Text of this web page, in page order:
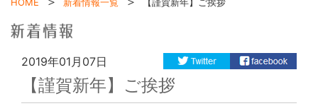
2019年01月07日
【謹賀新年】ご挨拶